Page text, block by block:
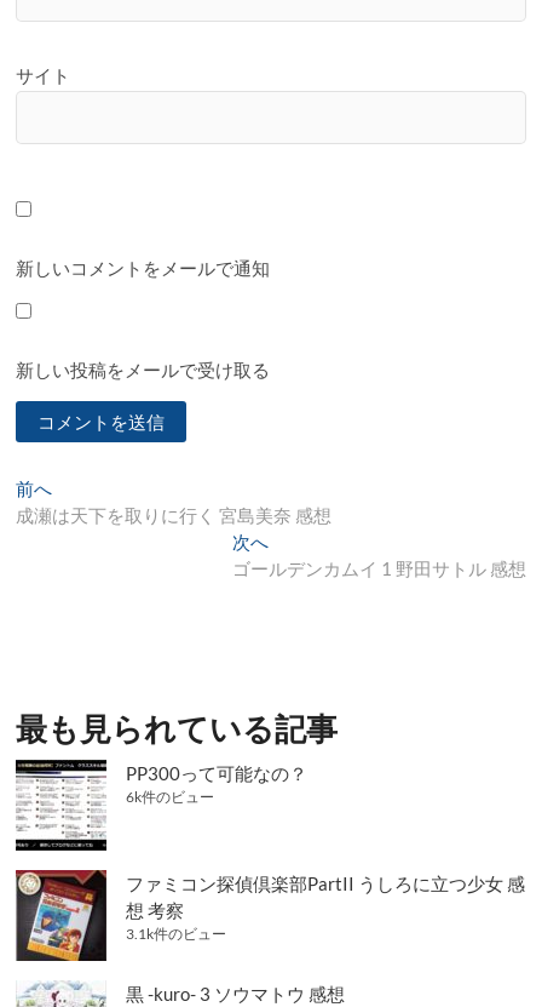
サイト
新しいコメントをメールで通知
新しい投稿をメールで受け取る
投
稿
シ
ョ
ン
前へ
去
成瀬は天下を取りに行く 宮島美奈 感想
次へ次
の
ゴールデンカムイ 1 野田サトル 感想
最も見られている記事
PP300って可能なの？
6k件のビュー
ファミコン探偵倶楽部PartII うしろに立つ少女 感
想 考察
3.1k件のビュー
黒 -kuro- 3 ソウマトウ 感想